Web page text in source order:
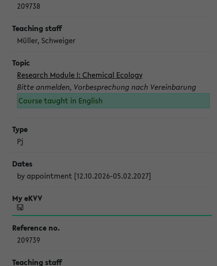
209738
Müller, Schweiger
Research Module I: Chemical Ecology
Bitte anmelden, Vorbesprechung nach Vereinbarung
Course taught in English
Pj
by appointment [12.10.2026-05.02.2027]
209739